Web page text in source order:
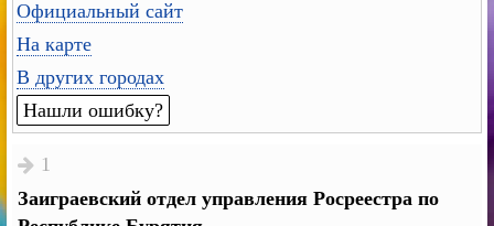
Официальный сайт
На карте
В других городах
Нашли ошибку?
1
Заиграевский отдел управления Росреестра по